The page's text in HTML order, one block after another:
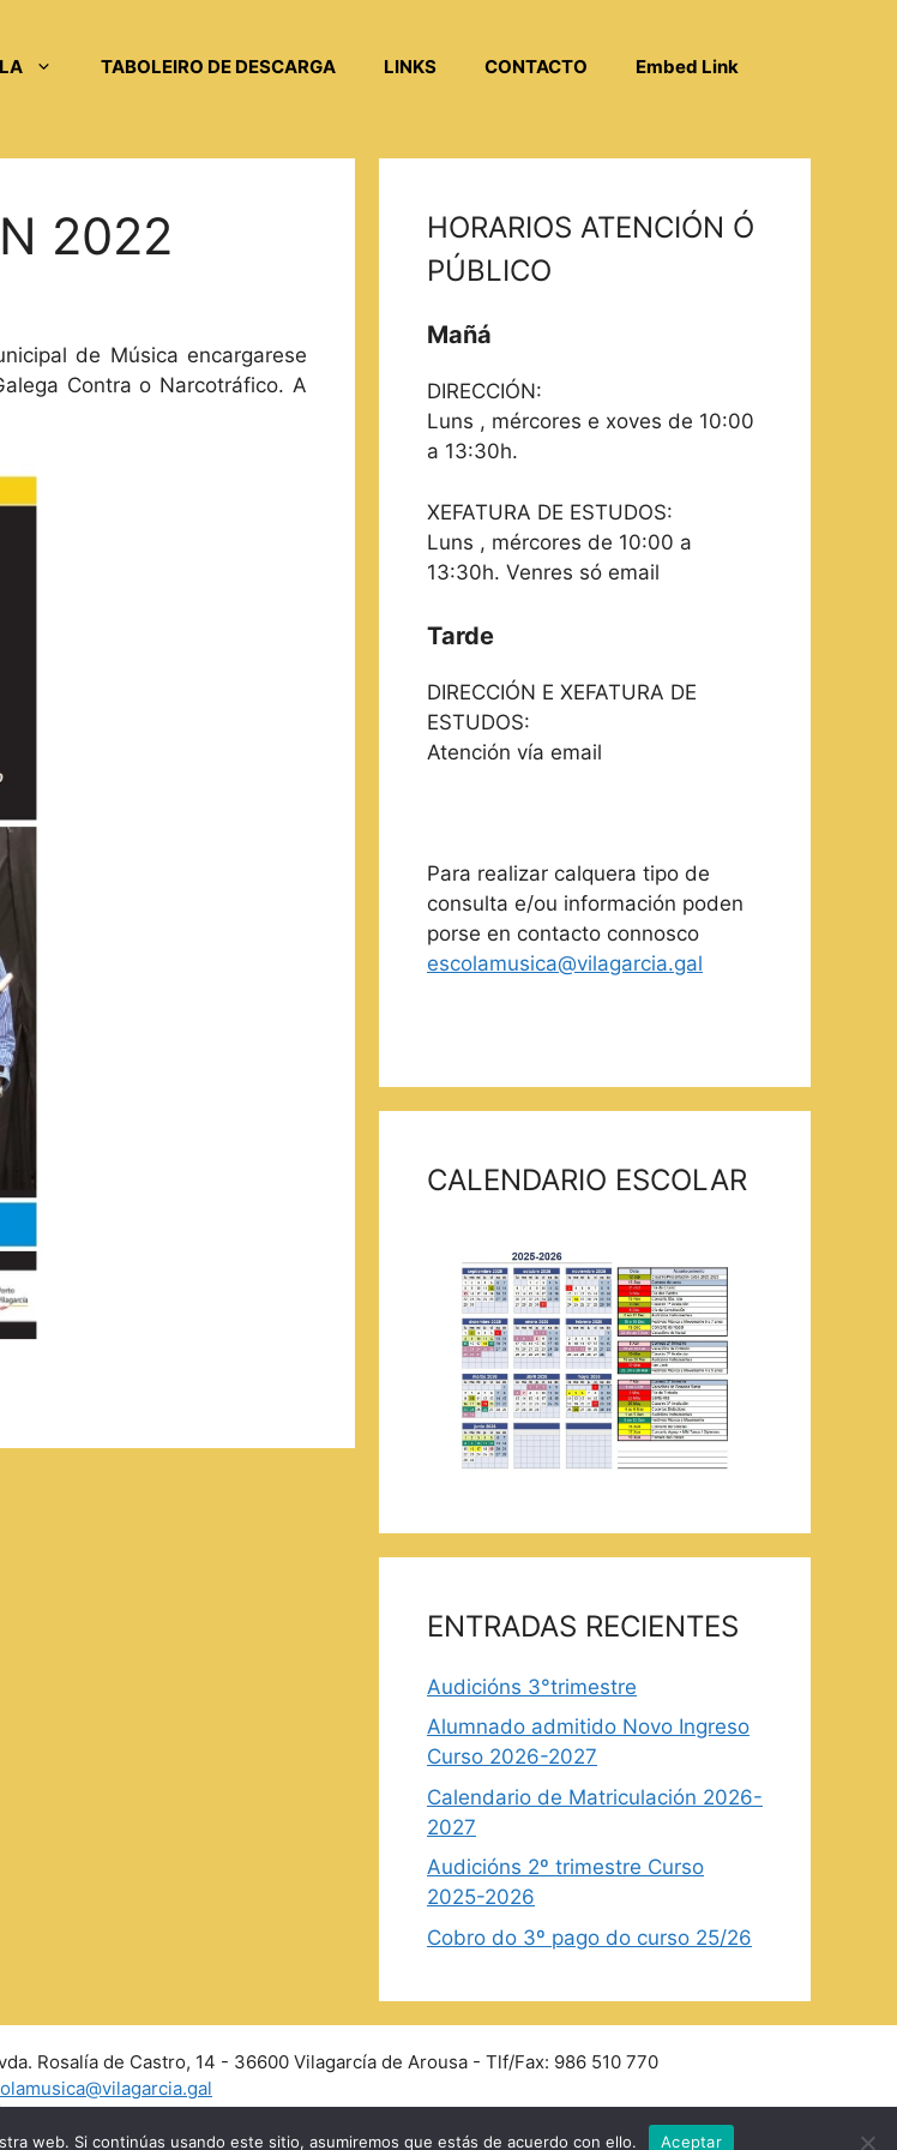
TABOLEIRO DE DESCARGA LINKS CONTACTO Embed Link
2022
de Música encargarese
Contra o Narcotráfico. A
HORARIOS ATENCIÓN Ó
PÚBLICO
Mañá
DIRECCIÓN:
Luns , mércores e xoves de 10:00
a 13:30h.
XEFATURA DE ESTUDOS:
Luns , mércores de 10:00 a
13:30h. Venres só email
Tarde
DIRECCIÓN E XEFATURA DE
ESTUDOS:
Atención vía email
Para realizar calquera tipo de
consulta e/ou información poden
porse en contacto connosco
escolamusica@vilagarcia.gal
CALENDARIO ESCOLAR
ENTRADAS RECIENTES
Audicións 3°trimestre
Alumnado admitido Novo Ingreso
Curso 2026-2027
Calendario de Matriculación 2026-
2027
Audicións 2º trimestre Curso
2025-2026
Cobro do 3º pago do curso 25/26
Rosalía de Castro, 14 - 36600 Vilagarcía de Arousa - Tlf/Fax: 986 510 770
Políticas de privacidad y Cookies
web. Si continúas usando este sitio, asumiremos que estás de acuerdo con ello. Aceptar